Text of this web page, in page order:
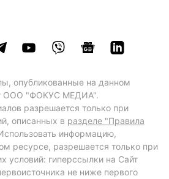
опубликованные на данном
ООО "ФОКУС МЕДИА".
разрешается только при
описанных в разделе "Правила
информацию,
ресурсе, разрешается только при
условий: гиперссылки на Сайт
не ниже первого